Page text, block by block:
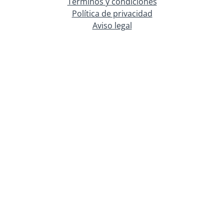
Política de privacidad
Aviso legal